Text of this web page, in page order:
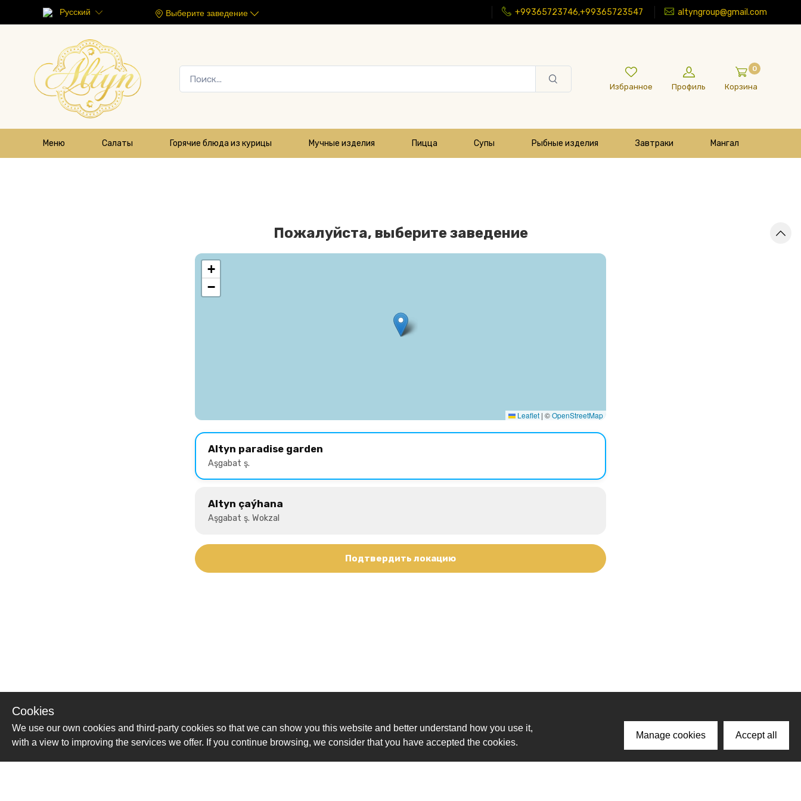
Русский Выберите заведение +99365723746,+99365723547 altyngroup@gmail.com
Избранное Профиль
0
Корзина
Меню Салаты Горячие блюда из курицы Мучные изделия Пицца Супы Рыбные изделия Завтраки Мангал
Пожалуйста, выберите заведение
+
−
Leaflet | ©OpenStreetMap
Altyn paradise garden
Aşgabat ş.
Altyn çaýhana
Aşgabat ş. Wokzal
Подтвердить локацию
Cookies
We use our own cookies and third-party cookies so that we can show you this website and better understand how you use it,
with a view to improving the services we offer. If you continue browsing, we consider that you have accepted the cookies.
Manage cookies Accept all